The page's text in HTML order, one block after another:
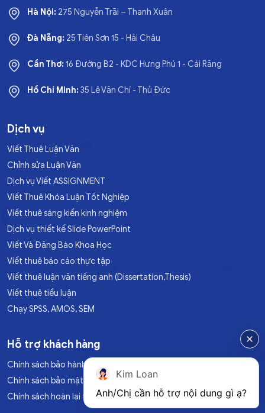
Hà Nội: 275 Nguyễn Trãi – Thanh Xuân
Đà Nẵng: 25 Tiên Sơn 15 - Hải Châu
Cần Thơ:16 Đường B2 - KDC Hưng Phú 1 - Cái Răng
Hồ Chí Minh:35 Lê Văn Chí - Thủ Đức
Dịch vụ
Viết Thuê Luận Văn
Chỉnh sửa Luận Văn
Dịch vụ Viết ASSIGNMENT
Viết Thuê Khóa Luận Tốt Nghiệp
Viết thuê sáng kiến kinh nghiệm
Dịch vụ thiết kế Slide PowerPoint
Viết Và Đăng Báo Khoa Học
Viết thuê báo cáo thực tập
Viết thuê luận văn tiếng anh (Dissertation,Thesis)
Viết thuê tiểu luận
Chạy SPSS, AMOS, SEM
Hỗ trợ khách hàng
Chính sách bảo hành
Chính sách bảo mật
Chính sách hoàn lại tiền
Kim Loan
Anh/Chị cần hỗ trợ nội dung gì ạ?